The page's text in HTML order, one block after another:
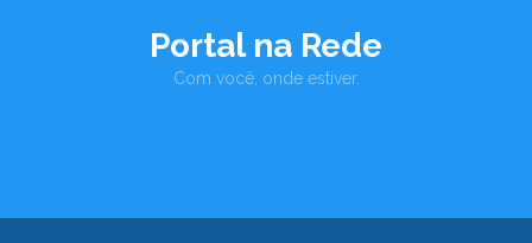
Portal na Rede
Com você, onde estiver.